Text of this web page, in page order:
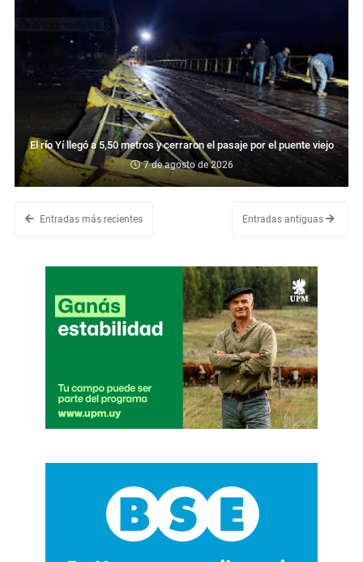
El río Yí llegó a 5,50 metros y cerraron el pasaje por el puente viejo
7 de agosto de 2026
Entradas más recientes Entradas antiguas